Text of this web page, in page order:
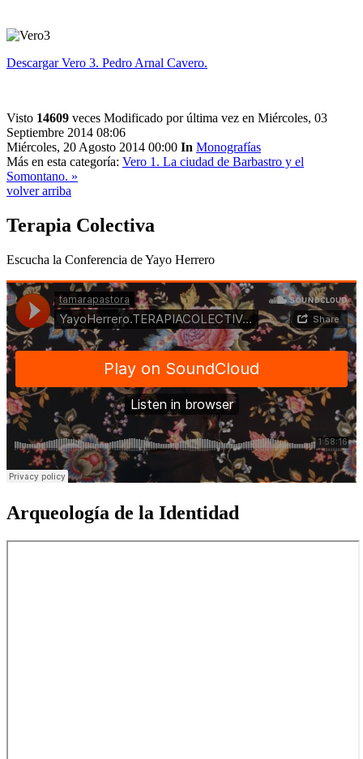
Descargar Vero 3. Pedro Arnal Cavero.
Visto 14609 veces Modificado por última vez en Miércoles, 03
Septiembre 2014 08:06
Miércoles, 20 Agosto 2014 00:00 In Monografías
Más en esta categoría: Vero 1. La ciudad de Barbastro y el
Somontano. »
volver arriba
Terapia Colectiva
Escucha la Conferencia de Yayo Herrero
Arqueología de la Identidad